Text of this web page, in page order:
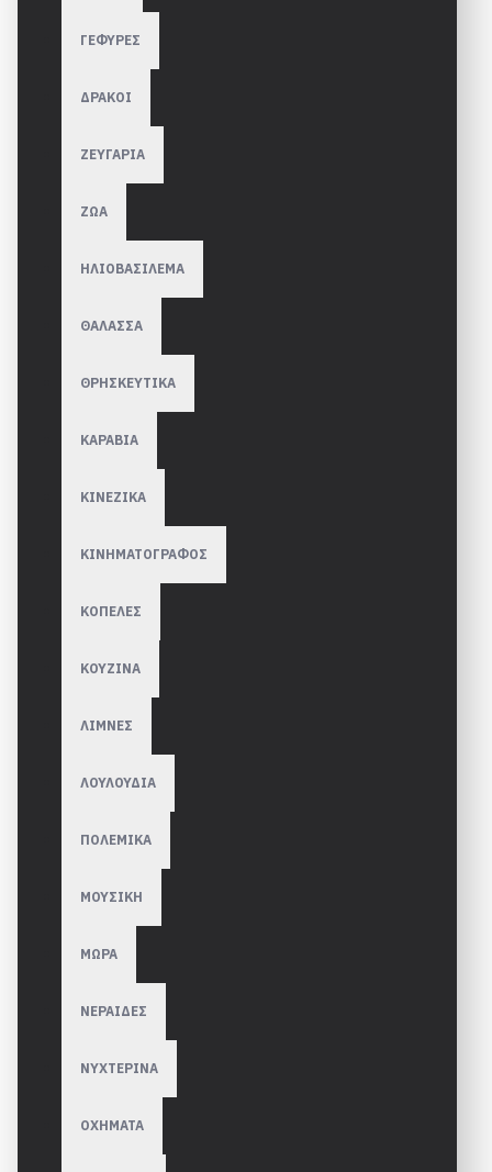
ΓΕΦΥΡΕΣ
ΔΡΑΚΟΙ
ΖΕΥΓΑΡΙΑ
ΖΩΑ
ΗΛΙΟΒΑΣΙΛΕΜΑ
ΘΑΛΑΣΣΑ
ΘΡΗΣΚΕΥΤΙΚΑ
ΚΑΡΑΒΙΑ
ΚΙΝΕΖΙΚΑ
ΚΙΝΗΜΑΤΟΓΡΑΦΟΣ
ΚΟΠΕΛΕΣ
ΚΟΥΖΙΝΑ
ΛΙΜΝΕΣ
ΛΟΥΛΟΥΔΙΑ
ΠΟΛΕΜΙΚΑ
ΜΟΥΣΙΚΗ
ΜΩΡΑ
ΝΕΡΑΙΔΕΣ
ΝΥΧΤΕΡΙΝΑ
ΟΧΗΜΑΤΑ